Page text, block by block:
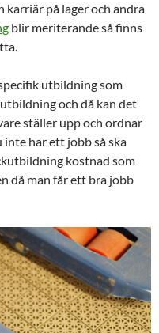
karriär på lager och andra
blir meriterande så finns
utbildning som
och då kan det
ställer upp och ordnar
inte har ett jobb så ska
kostnad som
då man får ett bra jobb